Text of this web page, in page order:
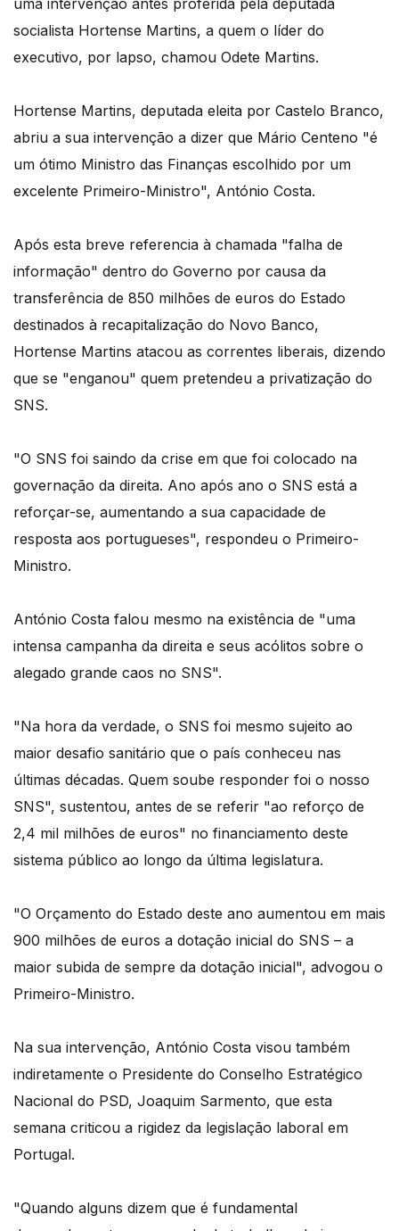
uma intervenção antes proferida pela deputada
socialista Hortense Martins, a quem o líder do
executivo, por lapso, chamou Odete Martins.
Hortense Martins, deputada eleita por Castelo Branco,
abriu a sua intervenção a dizer que Mário Centeno "é
um ótimo Ministro das Finanças escolhido por um
excelente Primeiro-Ministro", António Costa.
Após esta breve referencia à chamada "falha de
informação" dentro do Governo por causa da
transferência de 850 milhões de euros do Estado
destinados à recapitalização do Novo Banco,
Hortense Martins atacou as correntes liberais, dizendo
que se "enganou" quem pretendeu a privatização do
SNS.
"O SNS foi saindo da crise em que foi colocado na
governação da direita. Ano após ano o SNS está a
reforçar-se, aumentando a sua capacidade de
resposta aos portugueses", respondeu o Primeiro-
Ministro.
António Costa falou mesmo na existência de "uma
intensa campanha da direita e seus acólitos sobre o
alegado grande caos no SNS".
"Na hora da verdade, o SNS foi mesmo sujeito ao
maior desafio sanitário que o país conheceu nas
últimas décadas. Quem soube responder foi o nosso
SNS", sustentou, antes de se referir "ao reforço de
2,4 mil milhões de euros" no financiamento deste
sistema público ao longo da última legislatura.
"O Orçamento do Estado deste ano aumentou em mais
900 milhões de euros a dotação inicial do SNS – a
maior subida de sempre da dotação inicial", advogou o
Primeiro-Ministro.
Na sua intervenção, António Costa visou também
indiretamente o Presidente do Conselho Estratégico
Nacional do PSD, Joaquim Sarmento, que esta
semana criticou a rigidez da legislação laboral em
Portugal.
"Quando alguns dizem que é fundamental